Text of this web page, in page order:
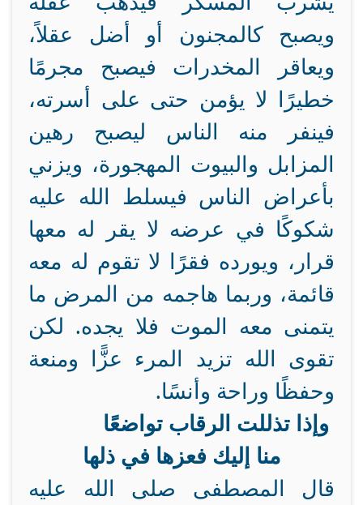
ويصبح كالمجنون أو أضل عقلاً،
ويعاقر المخدرات فيصبح مجرمًا
خطيرًا لا يؤمن حتى على أسرته،
فينفر منه الناس ليصبح رهين
المزابل والبيوت المهجورة، ويزني
بأعراض الناس فيسلط الله عليه
شكوكًا في عرضه لا يقر له معها
قرار، ويورده فقرًا لا تقوم له معه
قائمة، وربما هاجمه من المرض ما
يتمنى معه الموت فلا يجده. لكن
تقوى الله تزيد المرء عزًّا ومنعة
وحفظًا وراحة وأنسًا.
وإذا تذللت الرقاب تواضعًا
منا إليك فعزها في ذلها
قال المصطفى صلى الله عليه